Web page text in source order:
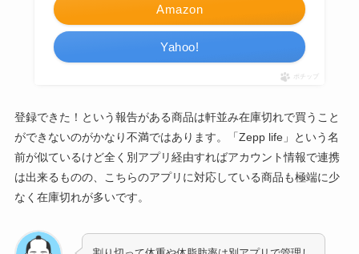
Amazon
Yahoo!
ポチップ
登録できた！という報告がある商品は軒並み在庫切れで買うこと
ができないのがかなり不満ではあります。「Zepp life」という名
前が似ているけど全く別アプリ経由すればアカウント情報で連携
は出来るものの、こちらのアプリに対応している商品も極端に少
なく在庫切れが多いです。